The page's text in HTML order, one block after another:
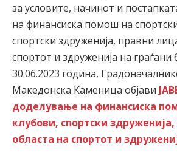
за условите, начинот и
на финансиска помош на
спортски здруженија, правни
спортот и здруженија на граѓани
30.06.2023 година,
Македонска Каменица објави
доделување на финансиска
клубови, спортски
областа на спортот и